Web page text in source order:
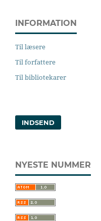
INFORMATION
Til læsere
Til forfattere
Til bibliotekarer
INDSEND
NYESTE NUMMER